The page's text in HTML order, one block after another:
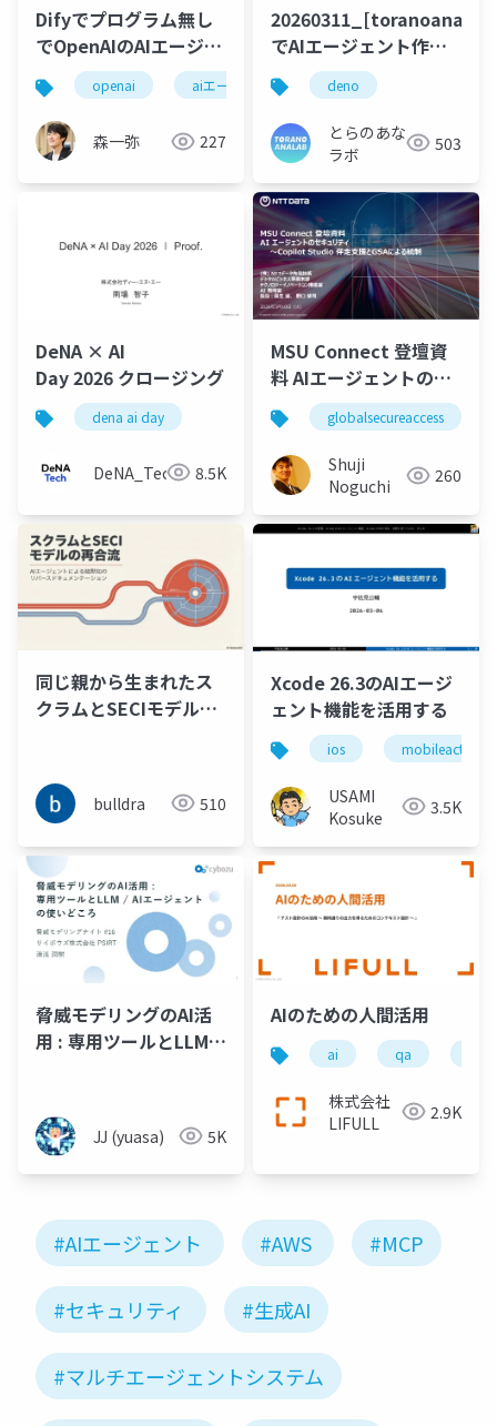
Difyでプログラム無し
でOpenAIのAIエージェ
ントAPIを触ってみた
openai aiエージェント
森一弥 227
でAIエージェント作っ
てみたdeno
とらのあな
ラボ
503
DeNA × AI
Day 2026 クロージング
dena ai day
DeNA_Tech 8.5K
MSU Connect 登壇資
料 AIエージェントのセ
キュリティ～Copilot
Studio 伴奏支援とGSA
による統制
globalsecureaccess
Shuji
Noguchi
260
同じ親から生まれたス
クラムとSECIモデルは
ュメンテーションで再
合流するbulldra 510
Xcode 26.3のAIエージ
ェント機能を活用する
ios mobileact
USAMI
Kosuke
3.5K
脅威モデリングのAI活
用 : 専用ツールとLLM /
JJ (yuasa) 5K
AIのための人間活用
ai qa
株式会社
LIFULL
2.9K
#AIエージェント #AWS #MCP
#セキュリティ #生成AI
#マルチエージェントシステム